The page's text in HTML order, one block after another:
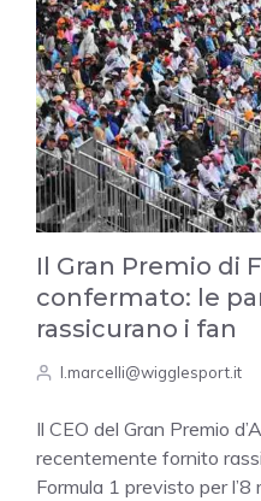
Il Gran Premio di
confermato: le
rassicurano i fan
l.marcelli@wigglesport.it
Il CEO del Gran Premio
recentemente fornito
Formula 1 previsto per